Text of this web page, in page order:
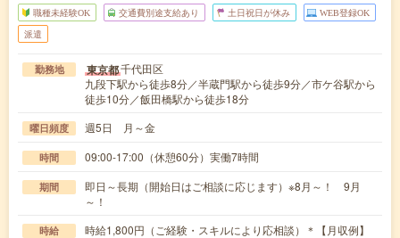
職種未経験OK 交通費別途支給あり 土日祝日が休み WEB登録OK
派遣
勤務地 東京都千代田区
九段下駅から徒歩8分／半蔵門駅から徒歩9分／市ケ谷駅から
徒歩10分／飯田橋駅から徒歩18分
曜日頻度 週5日 月～金
時間 09:00-17:00（休憩60分）実働7時間
期間
即日～長期（開始日はご相談に応じます）※8月～！ 9月
～！
時給
時給1,800円（ご経験・スキルにより応相談）＊【月収例】